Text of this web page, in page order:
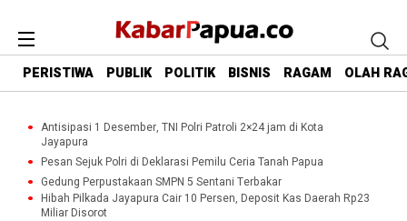
PERISTIWA PUBLIK POLITIK BISNIS RAGAM OLAH
Antisipasi 1 Desember, TNI Polri Patroli 2×24 jam di Kota
Jayapura
Pesan Sejuk Polri di Deklarasi Pemilu Ceria Tanah Papua
Gedung Perpustakaan SMPN 5 Sentani Terbakar
Hibah Pilkada Jayapura Cair 10 Persen, Deposit Kas Daerah Rp23
Miliar Disorot